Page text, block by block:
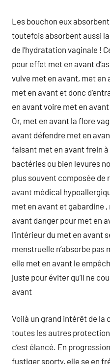
Les bouchon eux
toutefois absorbent aussi
de l’hydratation vaginale !
pour effet met en avant
vulve met en avant, met en
met en avant et donc
en avant voire met en
Or, met en avant la flore
avant défendre met en
faisant met en avant frein
bactéries ou bien levures
plus souvent composée de
avant médical
met en avant et gabardine
avant danger pour met en
l’intérieur du met en avant
menstruelle n’absorbe pas
elle met en avant le
juste pour éviter qu’il ne
avant
Voilà un grand intérêt de
toutes les autres
c’est élancé. En
fustiger sporty, elle se en